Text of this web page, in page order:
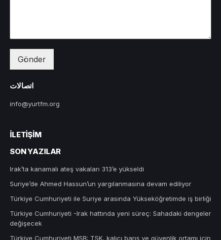
Gönder
اتصالات
info@yurtfm.org
İLETIŞIM
SON YAZILAR
Irak’ta kanamalı ateş vakaları 313’e yükseldi
Suriye’de Ahmed Hassun’un yargılanmasına devam ediliyor
Türkiye Cumhuriyeti ile Suriye arasında Yükseköğretimde iş birliği
Türkiye Cumhuriyeti -Irak hattında yeni süreç: Sahadaki dengeler
değişecek
Türkiye Cumhuriyeti MSB: TSK, kalıcı barış ve güvenlik ortamı için